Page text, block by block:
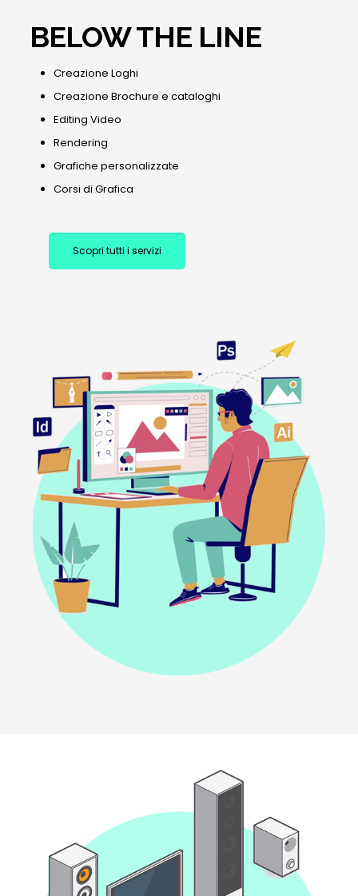
BELOW THE LINE
Creazione Loghi
Creazione Brochure e cataloghi
Editing Video
Rendering
Grafiche personalizzate
Corsi di Grafica
Scopri tutti i servizi